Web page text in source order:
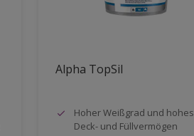
Alpha TopSil
Hoher Weißgrad und hohes
Deck- und Füllvermögen